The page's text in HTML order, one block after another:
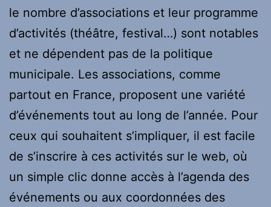
le nombre d’associations et leur programme
d’activités (théâtre, festival…) sont notables
et ne dépendent pas de la politique
municipale. Les associations, comme
partout en France, proposent une variété
d’événements tout au long de l’année. Pour
ceux qui souhaitent s’impliquer, il est facile
de s’inscrire à ces activités sur le web, où
un simple clic donne accès à l’agenda des
événements ou aux coordonnées des